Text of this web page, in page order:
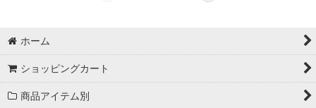
ホーム
ショッピングカート
商品アイテム別